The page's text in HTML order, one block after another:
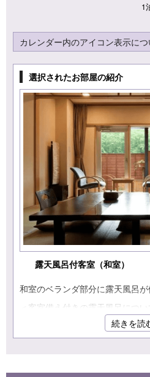
1
カレンダー内のアイコン表示につ
選択されたお部屋の紹介
露天風呂付客室（和室）
和室のベランダ部分に露天風呂が
＜客室備え付きの露天風呂につい
■設置スペースの都合もあり、浴
続きを読